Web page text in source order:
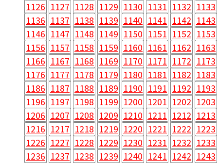
1126 1127 1128 1129 1130 1131 1132 1133
1136 1137 1138 1139 1140 1141 1142 1143
1146 1147 1148 1149 1150 1151 1152 1153
1156 1157 1158 1159 1160 1161 1162 1163
1166 1167 1168 1169 1170 1171 1172 1173
1176 1177 1178 1179 1180 1181 1182 1183
1186 1187 1188 1189 1190 1191 1192 1193
1196 1197 1198 1199 1200 1201 1202 1203
1206 1207 1208 1209 1210 1211 1212 1213
1216 1217 1218 1219 1220 1221 1222 1223
1226 1227 1228 1229 1230 1231 1232 1233
1236 1237 1238 1239 1240 1241 1242 1243